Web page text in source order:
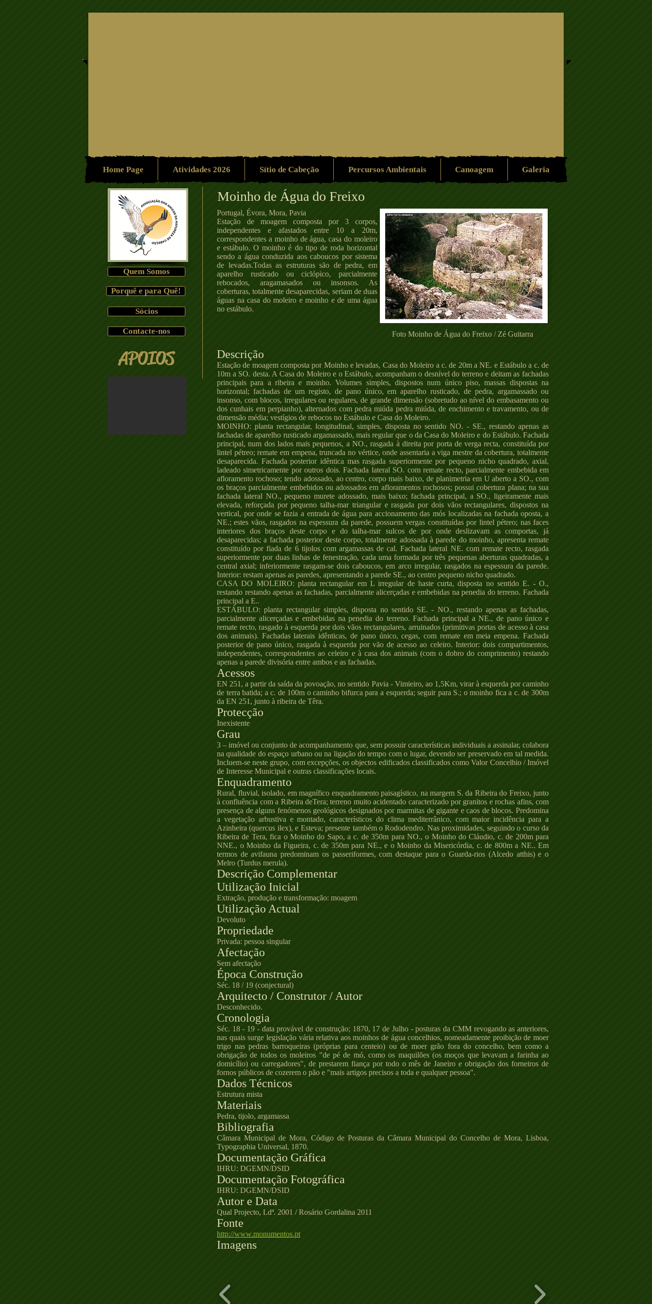
Home Page Atividades 2026 Sítio de Cabeção Percursos Ambientais Canoagem Galeria
Moinho de Água do Freixo
Portugal, Évora, Mora, Pavia
Estação de moagem composta por 3 corpos,
independentes e afastados entre 10 a 20m,
correspondentes a moinho de água, casa do moleiro
e estábulo. O moinho é do tipo de roda horizontal
sendo a água conduzida aos caboucos por sistema
de levadas.Todas as estruturas são de pedra, em
aparelho rusticado ou ciclópico, parcialmente
rebocados, aragamasados ou insonsos. As
coberturas, totalmente desaparecidas, seriam de duas
águas na casa do moleiro e moinho e de uma água
no estábulo.
Foto Moinho de Água do Freixo / Zé Guitarra
Descrição
Estação de moagem composta por Moinho e levadas, Casa do Moleiro a c. de 20m a NE. e Estábulo a c. de
10m a SO. desta. A Casa do Moleiro e o Estábulo, acompanham o desnível do terreno e deitam as fachadas
principais para a ribeira e moinho. Volumes simples, dispostos num único piso, massas dispostas na
horizontal; fachadas de um registo, de pano único, em aparelho rusticado, de pedra, argamassado ou
insonso, com blocos, irregulares ou regulares, de grande dimensão (sobretudo ao nível do embasamento ou
dos cunhais em perpianho), alternados com pedra miúda pedra miúda, de enchimento e travamento, ou de
dimensão média; vestígios de rebocos no Estábulo e Casa do Moleiro.
MOINHO: planta rectangular, longitudinal, simples, disposta no sentido NO. - SE., restando apenas as
fachadas de aparelho rusticado argamassado, mais regular que o da Casa do Moleiro e do Estábulo. Fachada
principal, num dos lados mais pequenos, a NO., rasgada à direita por porta de verga recta, constituída por
lintel pétreo; remate em empena, truncada no vértice, onde assentaria a viga mestre da cobertura, totalmente
desaparecida. Fachada posterior idêntica mas rasgada superiormente por pequeno nicho quadrado, axial,
ladeado simetricamente por outros dois. Fachada lateral SO. com remate recto, parcialmente embebida em
afloramento rochoso; tendo adossado, ao centro, corpo mais baixo, de planimetria em U aberto a SO., com
os braços parcialmente embebidos ou adossados em afloramentos rochosos; possui cobertura plana; na sua
fachada lateral NO., pequeno murete adossado, mais baixo; fachada principal, a SO., ligeiramente mais
elevada, reforçada por pequeno talha-mar triangular e rasgada por dois vãos rectangulares, dispostos na
vertical, por onde se fazia a entrada de água para accionamento das mós localizadas na fachada oposta, a
NE.; estes vãos, rasgados na espessura da parede, possuem vergas constituídas por lintel pétreo; nas faces
interiores dos braços deste corpo e do talha-mar sulcos de por onde deslizavam as comportas, já
desaparecidas; a fachada posterior deste corpo, totalmente adossada à parede do moinho, apresenta remate
constituído por fiada de 6 tijolos com argamassas de cal. Fachada lateral NE. com remate recto, rasgada
superiormente por duas linhas de fenestração, cada uma formada por três pequenas aberturas quadradas, a
central axial; inferiormente rasgam-se dois caboucos, em arco irregular, rasgados na espessura da parede.
Interior: restam apenas as paredes, apresentando a parede SE., ao centro pequeno nicho quadrado.
CASA DO MOLEIRO: planta rectangular em L irregular de haste curta, disposta no sentido E. - O.,
restando restando apenas as fachadas, parcialmente alicerçadas e embebidas na penedia do terreno. Fachada
principal a E..
ESTÁBULO: planta rectangular simples, disposta no sentido SE. - NO., restando apenas as fachadas,
parcialmente alicerçadas e embebidas na penedia do terreno. Fachada principal a NE., de pano único e
remate recto, rasgado à esquerda por dois vãos rectangulares, arruinados (primitivas portas de acesso à casa
dos animais). Fachadas laterais idênticas, de pano único, cegas, com remate em meia empena. Fachada
posterior de pano único, rasgada à esquerda por vão de acesso ao celeiro. Interior: dois compartimentos,
independentes, correspondentes ao celeiro e à casa dos animais (com o dobro do comprimento) restando
apenas a parede divisória entre ambos e as fachadas.
Acessos
EN 251, a partir da saída da povoação, no sentido Pavia - Vimieiro, ao 1,5Km, virar à esquerda por caminho
de terra batida; a c. de 100m o caminho bifurca para a esquerda; seguir para S.; o moinho fica a c. de 300m
da EN 251, junto à ribeira de Têra.
Protecção
Inexistente
Grau
3 – imóvel ou conjunto de acompanhamento que, sem possuir características individuais a assinalar, colabora
na qualidade do espaço urbano ou na ligação do tempo com o lugar, devendo ser preservado em tal medida.
Incluem-se neste grupo, com excepções, os objectos edificados classificados como Valor Concelhio / Imóvel
de Interesse Municipal e outras classificações locais.
Enquadramento
Rural, fluvial, isolado, em magnífico enquadramento paisagístico, na margem S. da Ribeira do Freixo, junto
à confluência com a Ribeira deTera; terreno muito acidentado caracterizado por granitos e rochas afins, com
presença de alguns fenómenos geológicos designados por marmitas de gigante e caos de blocos. Predomina
a vegetação arbustiva e montado, característicos do clima mediterrânico, com maior incidência para a
Azinheira (quercus ilex), e Esteva; presente também o Rododendro. Nas proximidades, seguindo o curso da
Ribeira de Tera, fica o Moinho do Sapo, a c. de 350m para NO., o Moinho do Cláudio, c. de 200m para
NNE., o Moinho da Figueira, c. de 350m para NE., e o Moinho da Misericórdia, c. de 800m a NE.. Em
termos de avifauna predominam os passeriformes, com destaque para o Guarda-rios (Alcedo atthis) e o
Melro (Turdus merula).
Descrição Complementar
Utilização Inicial
Extração, produção e transformação: moagem
Utilização Actual
Devoluto
Propriedade
Privada: pessoa singular
Afectação
Sem afectação
Época Construção
Séc. 18 / 19 (conjectural)
Arquitecto / Construtor / Autor
Desconhecido.
Cronologia
Séc. 18 - 19 - data provável de construção; 1870, 17 de Julho - posturas da CMM revogando as anteriores,
nas quais surge legislação vária relativa aos moinhos de água concelhios, nomeadamente proibição de moer
trigo nas pedras barroqueiras (próprias para centeio) ou de moer grão fora do concelho, bem como a
obrigação de todos os moleiros "de pé de mó, como os maquilões (os moços que levavam a farinha ao
domicílio) ou carregadores", de prestarem fiança por todo o mês de Janeiro e obrigação dos forneiros de
fornos públicos de cozerem o pão e "mais artigos precisos a toda e qualquer pessoa".
Dados Técnicos
Estrutura mista
Materiais
Pedra, tijolo, argamassa
Bibliografia
Câmara Municipal de Mora, Código de Posturas da Câmara Municipal do Concelho de Mora, Lisboa,
Typographia Universal, 1870.
Documentação Gráfica
IHRU: DGEMN/DSID
Documentação Fotográfica
IHRU: DGEMN/DSID
Autor e Data
Qual Projecto, Ldª. 2001 / Rosário Gordalina 2011
Fonte
http://www.monumentos.pt
Imagens
Quem Somos
Porquê e para Quê!
Sócios
Contacte-nos
APOIOS